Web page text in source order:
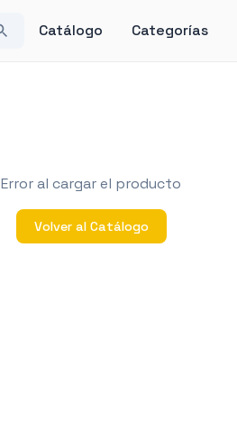
Catálogo Categorías
Error al cargar el producto
Volver al Catálogo